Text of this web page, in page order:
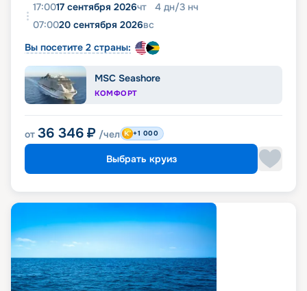
17:0017 сентября 2026чт 4 дн/3 нч
07:0020 сентября 2026вс
Вы посетите 2 страны:
MSC Seashore
КОМФОРТ
от 36 346 ₽ /чел +1 000
Выбрать круиз